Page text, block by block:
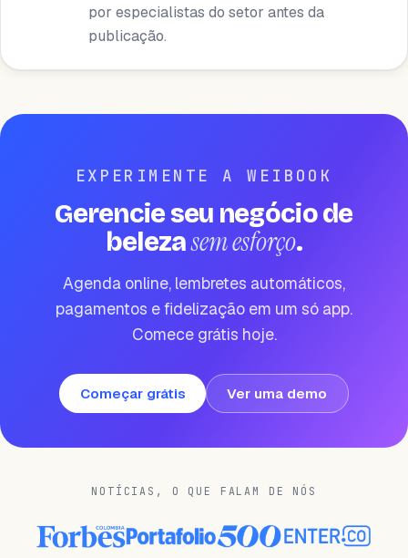
por especialistas do setor antes da
publicação.
EXPERIMENTE A WEIBOOK
Gerencie seu negócio de
belezasem esforço.
Agenda online, lembretes automáticos,
pagamentos e fidelização em um só app.
Comece grátis hoje.
Começar grátis Ver uma demo
NOTÍCIAS, O QUE FALAM DE NÓS